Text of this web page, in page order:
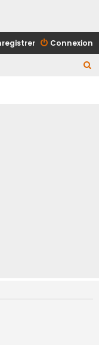
Connexion